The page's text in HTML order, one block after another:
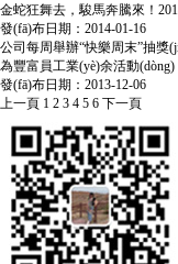
金蛇狂舞去，駿馬奔騰來！
發(fā)布日期：2014-01-16
公司每周舉辦“快樂周末”抽獎
為豐富員工業(yè)余活動
發(fā)布日期：2013-12-06
上一頁 1 2 3 4 5 6 下一頁